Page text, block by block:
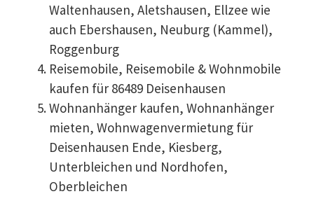
Waltenhausen, Aletshausen, Ellzee wie
auch Ebershausen, Neuburg (Kammel),
Roggenburg
Reisemobile, Reisemobile & Wohnmobile
kaufen für 86489 Deisenhausen
Wohnanhänger kaufen, Wohnanhänger
mieten, Wohnwagenvermietung für
Deisenhausen Ende, Kiesberg,
Unterbleichen und Nordhofen,
Oberbleichen